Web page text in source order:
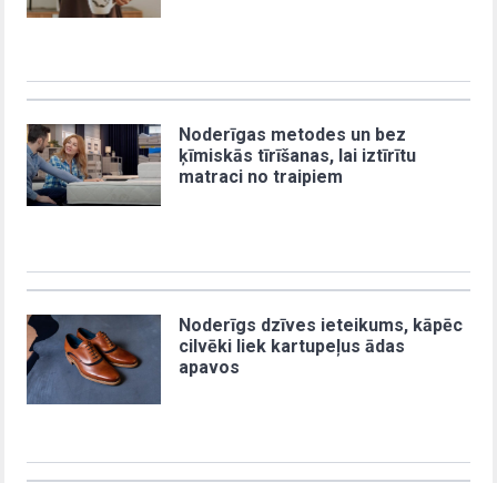
Noderīgas metodes un bez
ķīmiskās tīrīšanas, lai iztīrītu
matraci no traipiem
Noderīgs dzīves ieteikums, kāpēc
cilvēki liek kartupeļus ādas
apavos